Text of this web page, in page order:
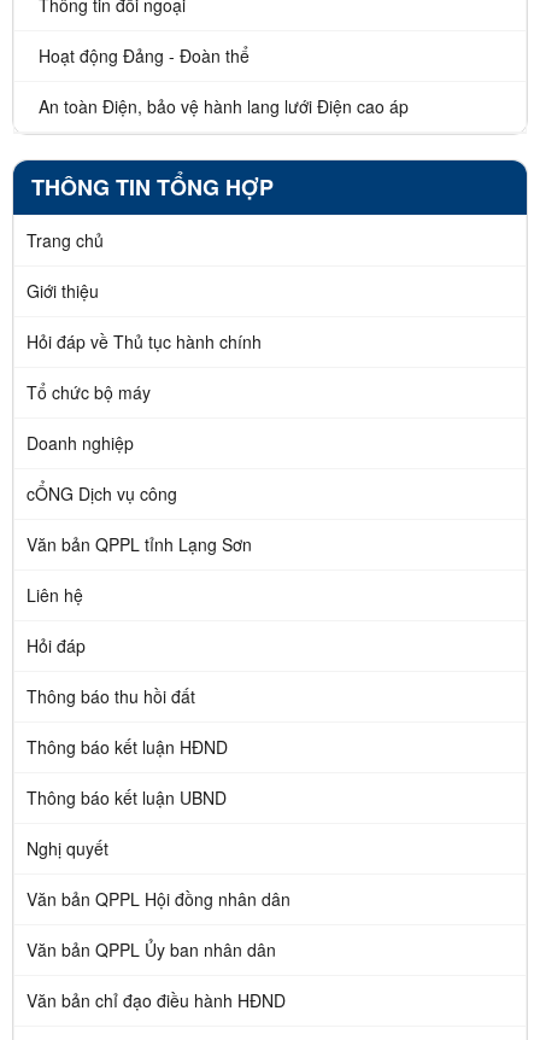
Hoạt động Đảng - Đoàn thể
An toàn Điện, bảo vệ hành lang lưới Điện cao áp
THÔNG TIN TỔNG HỢP
Trang chủ
Giới thiệu
Hỏi đáp về Thủ tục hành chính
Tổ chức bộ máy
Doanh nghiệp
cỔNG Dịch vụ công
Văn bản QPPL tỉnh Lạng Sơn
Liên hệ
Hỏi đáp
Thông báo thu hồi đất
Thông báo kết luận HĐND
Thông báo kết luận UBND
Nghị quyết
Văn bản QPPL Hội đồng nhân dân
Văn bản QPPL Ủy ban nhân dân
Văn bản chỉ đạo điều hành HĐND